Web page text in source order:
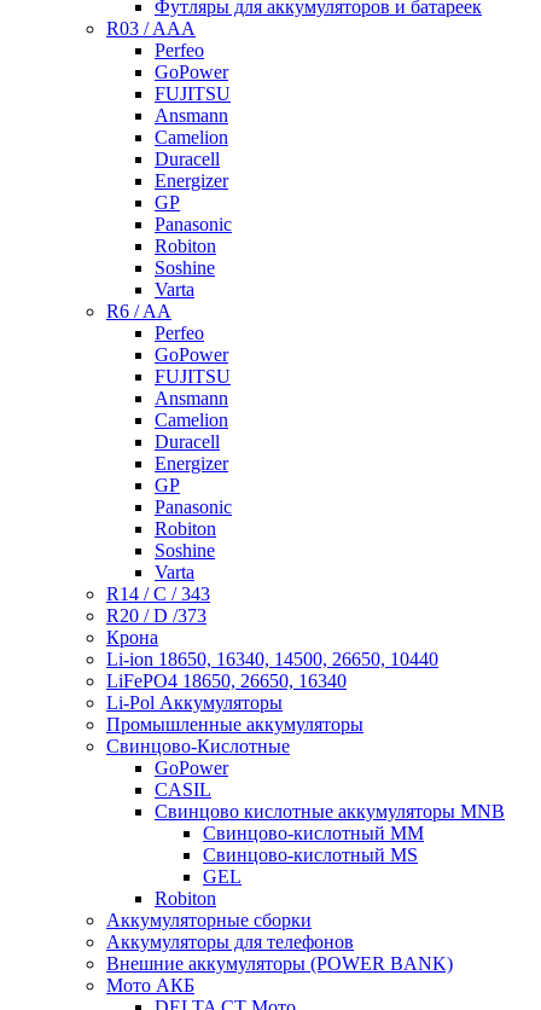
Футляры для аккумуляторов и батареек
R03 / AAA
Perfeo
GoPower
FUJITSU
Ansmann
Camelion
Duracell
Energizer
GP
Panasonic
Robiton
Soshine
Varta
R6 / AA
Perfeo
GoPower
FUJITSU
Ansmann
Camelion
Duracell
Energizer
GP
Panasonic
Robiton
Soshine
Varta
R14 / C / 343
R20 / D /373
Крона
Li-ion 18650, 16340, 14500, 26650, 10440
LiFePO4 18650, 26650, 16340
Li-Pol Аккумуляторы
Промышленные аккумуляторы
Свинцово-Кислотные
GoPower
CASIL
Свинцово кислотные аккумуляторы MNB
Cвинцово-кислотный MM
Cвинцово-кислотный MS
GEL
Robiton
Аккумуляторные сборки
Аккумуляторы для телефонов
Внешние аккумуляторы (POWER BANK)
Мото АКБ